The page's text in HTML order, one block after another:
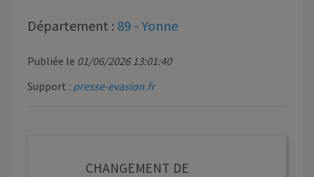
Département : 89 - Yonne
Publiée le 01/06/2026 13:01:40
Support : presse-evasion.fr
CHANGEMENT DE